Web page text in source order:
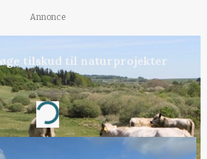
Annonce
tilskud til naturprojekter
Annonce
Loading...